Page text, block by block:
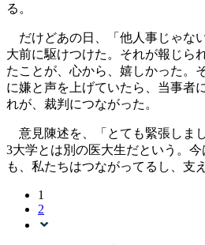
る。
だけどあの日、「他人事じゃな
大前に駆けつけた。それが報じら
たことが、心から、嬉しかった。
に嫌と声を上げていたら、当事者
れが、裁判につながった。
意見陳述を、「とても緊張しま
3大学とは別の医大生だという。
も、私たちはつながってるし、支
1
2